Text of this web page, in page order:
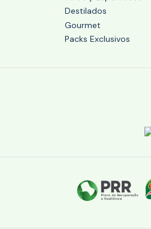
Destilados
Gourmet
Packs Exclusivos